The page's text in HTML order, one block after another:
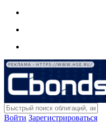
РЕКЛАМА • HTTPS://WWW.HSE.RU/
Войти Зарегистрироваться